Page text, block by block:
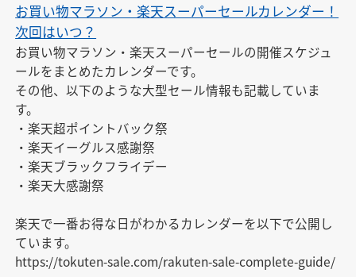
お買い物マラソン・楽天スーパーセールカレンダー！
次回はいつ？
お買い物マラソン・楽天スーパーセールの開催スケジュ
ールをまとめたカレンダーです。
その他、以下のような大型セール情報も記載していま
す。
・楽天超ポイントバック祭
・楽天イーグルス感謝祭
・楽天ブラックフライデー
・楽天大感謝祭
楽天で一番お得な日がわかるカレンダーを以下で公開し
ています。
https://tokuten-sale.com/rakuten-sale-complete-guide/